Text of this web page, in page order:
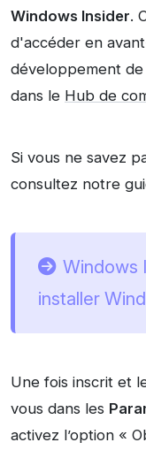
Windows Insider.
d'accéder en
développement de
dans le Hub de
Si vous ne savez
consultez notre
Windows
installer
Une fois inscrit et
vous dans les
activez l’option «